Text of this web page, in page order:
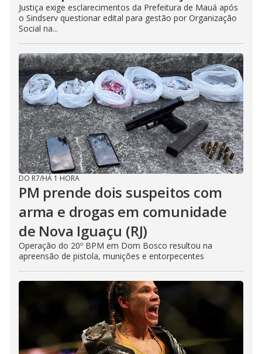
Justiça exige esclarecimentos da Prefeitura de Mauá após
o Sindserv questionar edital para gestão por Organização
Social na...
DO R7/HÁ 1 HORA
PM prende dois suspeitos com
arma e drogas em comunidade
de Nova Iguaçu (RJ)
Operação do 20º BPM em Dom Bosco resultou na
apreensão de pistola, munições e entorpecentes